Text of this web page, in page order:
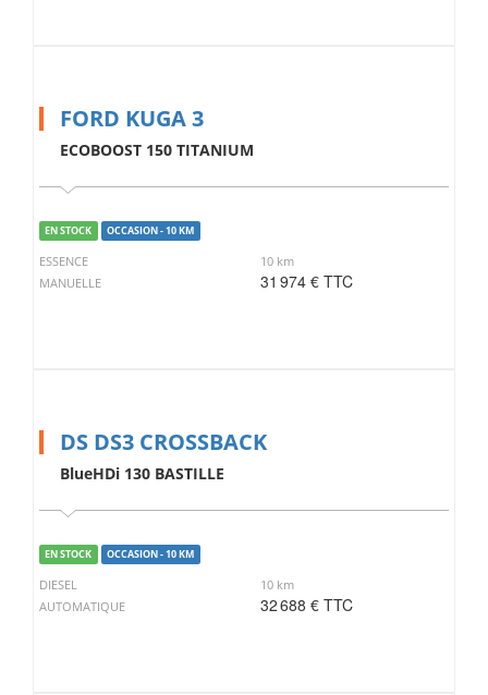
FORD KUGA 3
ECOBOOST 150 TITANIUM
EN STOCK OCCASION - 10 KM
ESSENCE
10 km
MANUELLE
31 974 € TTC
DS DS3 CROSSBACK
BlueHDi 130 BASTILLE
EN STOCK OCCASION - 10 KM
DIESEL
10 km
AUTOMATIQUE
32 688 € TTC